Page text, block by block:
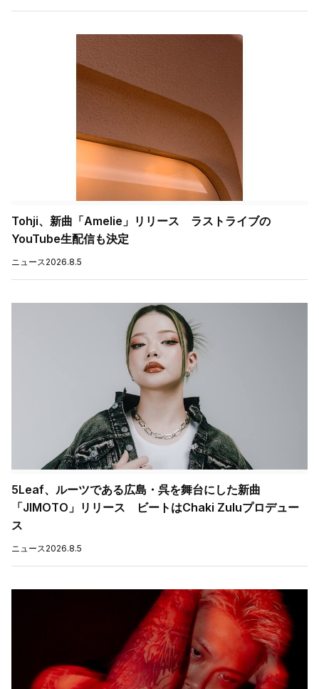
Tohji、新曲「Amelie」リリース ラストライブの
YouTube生配信も決定
ニュース 2026.8.5
5Leaf、ルーツである広島・呉を舞台にした新曲
「JIMOTO」リリース ビートはChaki Zuluプロデュー
ス
ニュース 2026.8.5